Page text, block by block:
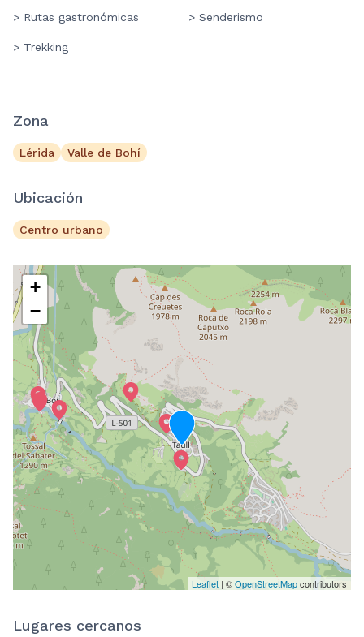
> Rutas gastronómicas > Senderismo
> Trekking
Zona
Lérida Valle de Bohí
Ubicación
Centro urbano
+
−
Leaflet | ©OpenStreetMapcontributors
Lugares cercanos